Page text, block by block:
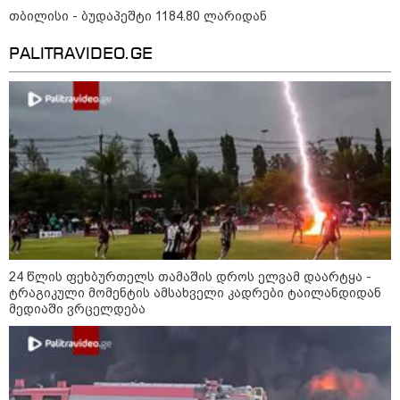
"ყოველთვის ჩემზე უკეთესს
ემოციურ "პოსტს" უძღვნის
პოლიციამ ,,გლოვოს” კურიერზე
თავდასხმის ბრალდებით 3 პირი,
მათ შორის 2 არასრულწლოვანი
დააკავა - შსს ინფორმაციას
ავრცელებს
პოლიტიკა
თბილისი - ბუდაპეშტი 1184.80 ლარიდან
PALITRAVIDEO.GE
24 წლის ფეხბურთელს თამაშის დროს ელვამ დაარტყა -
ტრაგიკული მომენტის ამსახველი კადრები ტაილანდიდან
მედიაში ვრცელდება